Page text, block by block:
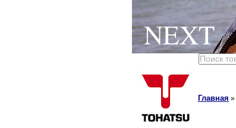
NEXT
Главная »